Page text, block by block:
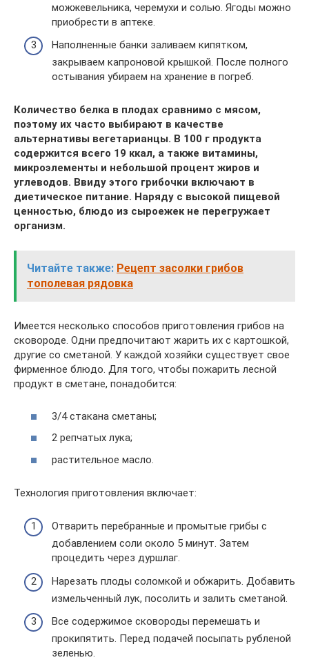
можжевельника, черемухи и солью. Ягоды можно
приобрести в аптеке.
Наполненные банки заливаем кипятком,
закрываем капроновой крышкой. После полного
остывания убираем на хранение в погреб.
Количество белка в плодах сравнимо с мясом,
поэтому их часто выбирают в качестве
альтернативы вегетарианцы. В 100 г продукта
содержится всего 19 ккал, а также витамины,
микроэлементы и небольшой процент жиров и
углеводов. Ввиду этого грибочки включают в
диетическое питание. Наряду с высокой пищевой
ценностью, блюдо из сыроежек не перегружает
организм.
Читайте также: Рецепт засолки грибов
тополевая рядовка
Имеется несколько способов приготовления грибов на
сковороде. Одни предпочитают жарить их с картошкой,
другие со сметаной. У каждой хозяйки существует свое
фирменное блюдо. Для того, чтобы пожарить лесной
продукт в сметане, понадобится:
3/4 стакана сметаны;
2 репчатых лука;
растительное масло.
Технология приготовления включает:
Отварить перебранные и промытые грибы с
добавлением соли около 5 минут. Затем
процедить через дуршлаг.
Нарезать плоды соломкой и обжарить. Добавить
измельченный лук, посолить и залить сметаной.
Все содержимое сковороды перемешать и
прокипятить. Перед подачей посыпать рубленой
зеленью.